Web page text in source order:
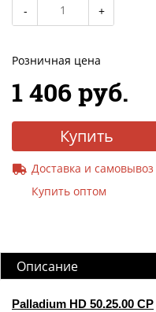
Розничная цена
1 406 руб.
Купить
Доставка и самовывоз
Купить оптом
Описание
Palladium HD 50.25.00 CP